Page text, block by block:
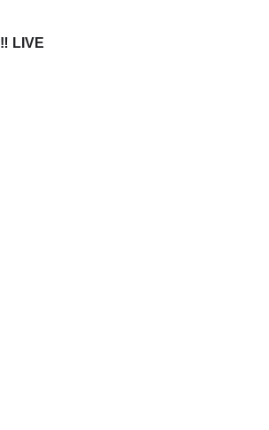
‼️ LIVE